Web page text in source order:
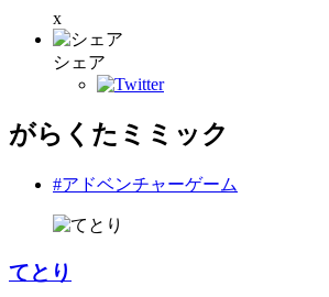
x
シェア
がらくたミミック
#アドベンチャーゲーム
てとり